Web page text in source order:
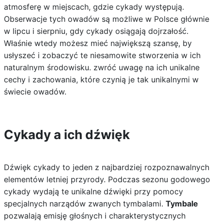
atmosferę w miejscach, gdzie cykady występują.
Obserwacje tych owadów są możliwe w Polsce głównie
w lipcu i sierpniu, gdy cykady osiągają dojrzałość.
Właśnie wtedy możesz mieć największą szansę, by
usłyszeć i zobaczyć te niesamowite stworzenia w ich
naturalnym środowisku. zwróć uwagę na ich unikalne
cechy i zachowania, które czynią je tak unikalnymi w
świecie owadów.
Cykady a ich dźwięk
Dźwięk cykady to jeden z najbardziej rozpoznawalnych
elementów letniej przyrody. Podczas sezonu godowego
cykady wydają te unikalne dźwięki przy pomocy
specjalnych narządów zwanych tymbalami. Tymbale
pozwalają emisję głośnych i charakterystycznych